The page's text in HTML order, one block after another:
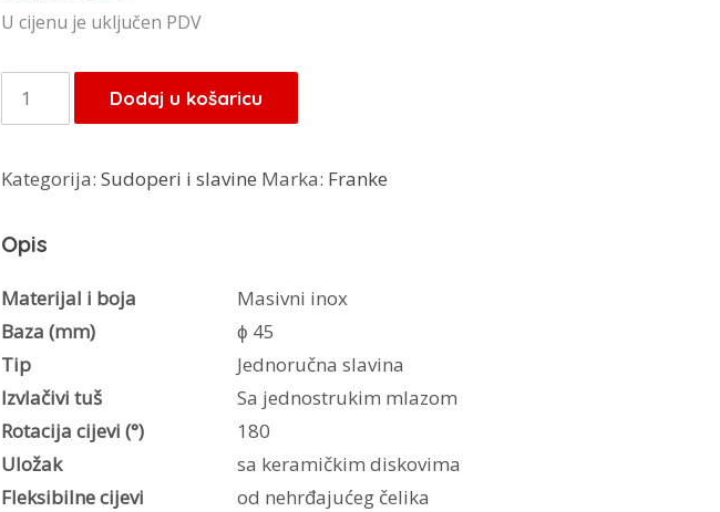
U cijenu je uključen PDV
Franke
slavina
Neo
115.0521.438
količina
Dodaj u košaricu
Kategorija: Sudoperi i slavine Marka: Franke
Opis
Materijal i boja
Masivni inox
Baza (mm)
ϕ 45
Tip
Jednoručna slavina
Izvlačivi tuš
Sa jednostrukim mlazom
Rotacija cijevi (°)
180
Uložak
sa keramičkim diskovima
Fleksibilne cijevi
od nehrđajućeg čelika